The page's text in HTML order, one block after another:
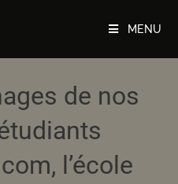
MENU
de nos
l’école